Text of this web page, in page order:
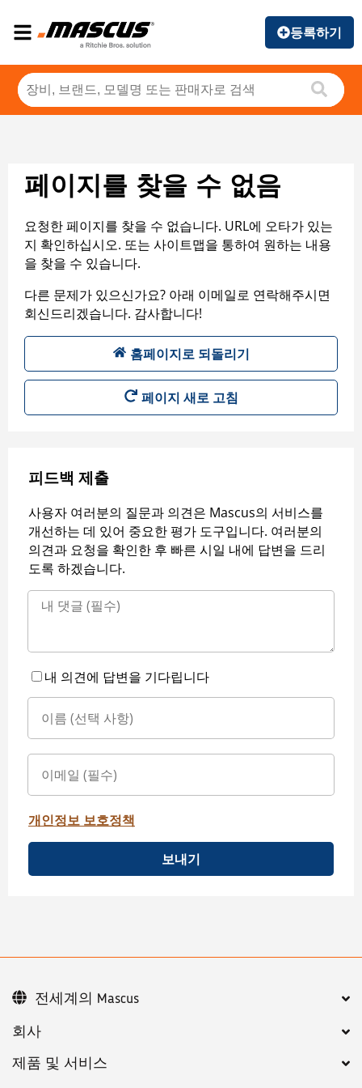
등록하기
페이지를 찾을 수 없음
요청한 페이지를 찾을 수 없습니다. URL에 오타가 있는
지 확인하십시오. 또는 사이트맵을 통하여 원하는 내용
을 찾을 수 있습니다.
다른 문제가 있으신가요? 아래 이메일로 연락해주시면
회신드리겠습니다. 감사합니다!
홈페이지로 되돌리기
페이지 새로 고침
피드백 제출
사용자 여러분의 질문과 의견은 Mascus의 서비스를
개선하는 데 있어 중요한 평가 도구입니다. 여러분의
의견과 요청을 확인한 후 빠른 시일 내에 답변을 드리
도록 하겠습니다.
내 의견에 답변을 기다립니다
개인정보 보호정책
보내기
회사
제품 및 서비스
전세계의 Mascus